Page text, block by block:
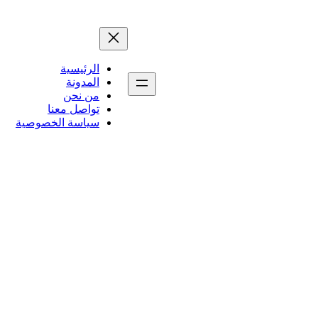
الرئيسية
المدونة
من نحن
تواصل معنا
سياسة الخصوصية